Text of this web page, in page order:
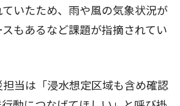
いたため、雨や風の気象状況が
もあるなど課題が指摘されてい
当は「浸水想定区域も含め確認